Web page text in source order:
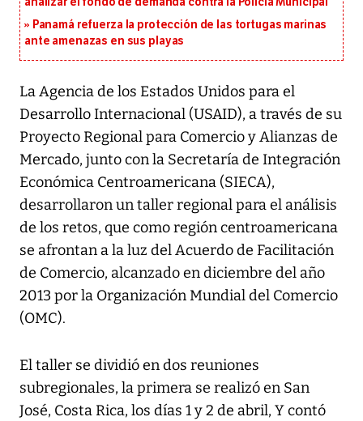
Panamá refuerza la protección de las tortugas marinas
ante amenazas en sus playas
La Agencia de los Estados Unidos para el
Desarrollo Internacional (USAID), a través de su
Proyecto Regional para Comercio y Alianzas de
Mercado, junto con la Secretaría de Integración
Económica Centroamericana (SIECA),
desarrollaron un taller regional para el análisis
de los retos, que como región centroamericana
se afrontan a la luz del Acuerdo de Facilitación
de Comercio, alcanzado en diciembre del año
2013 por la Organización Mundial del Comercio
(OMC).
El taller se dividió en dos reuniones
subregionales, la primera se realizó en San
José, Costa Rica, los días 1 y 2 de abril, Y contó